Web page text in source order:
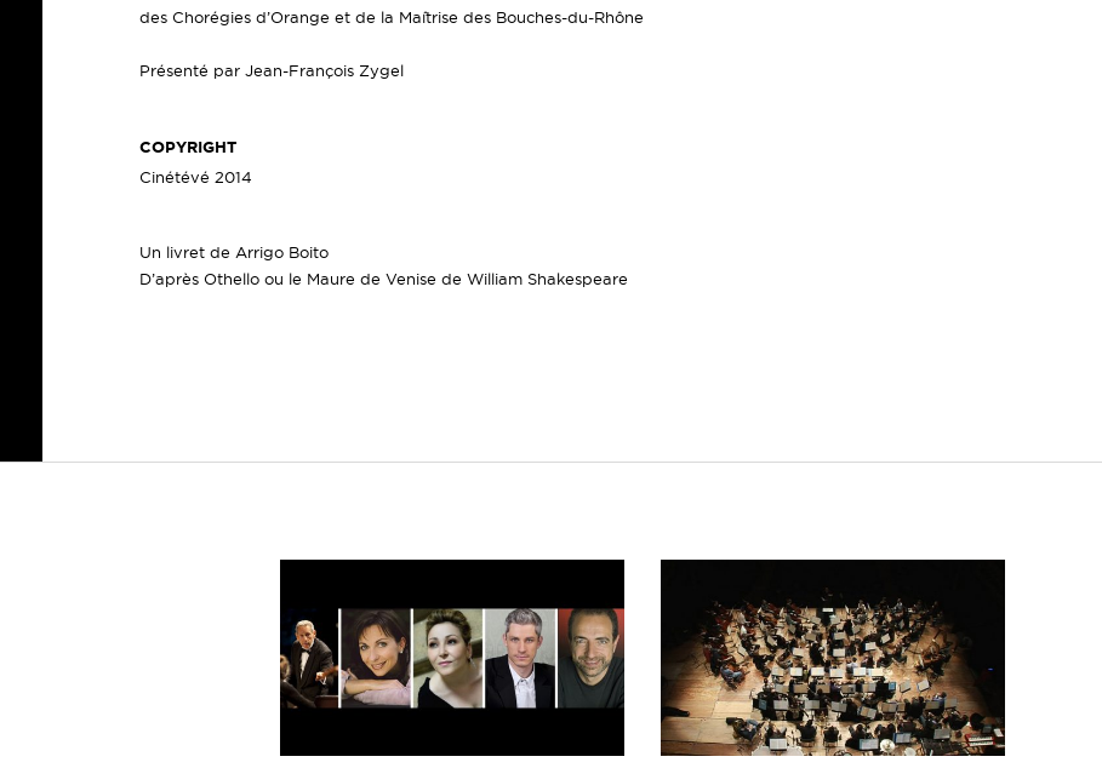
des Chorégies d’Orange et de la Maîtrise des Bouches-du-Rhône
Présenté par Jean-François Zygel
COPYRIGHT
Cinétévé 2014
Un livret de Arrigo Boito
D’après Othello ou le Maure de Venise de William Shakespeare